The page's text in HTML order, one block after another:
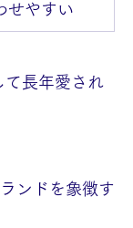
せやすい
て長年愛され
ンドを象徴す